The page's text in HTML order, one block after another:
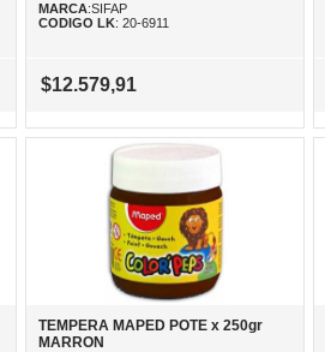
MARCA:SIFAP
CODIGO LK: 20-6911
$12.579,91
TEMPERA MAPED POTE x 250gr
MARRON